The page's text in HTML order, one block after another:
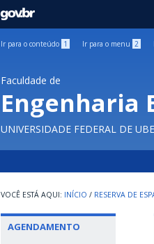
GOVBR
Ir para o conteúdo 1 Ir para o menu 2
Faculdade de
Engenharia
UNIVERSIDADE FEDERAL DE
INÍCIO / RESERVA DE
AGENDAMENTO